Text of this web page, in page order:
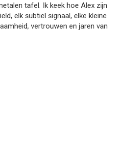
tafel. Ik keek hoe Alex zijn
elk subtiel signaal, elke kleine
vertrouwen en jaren van